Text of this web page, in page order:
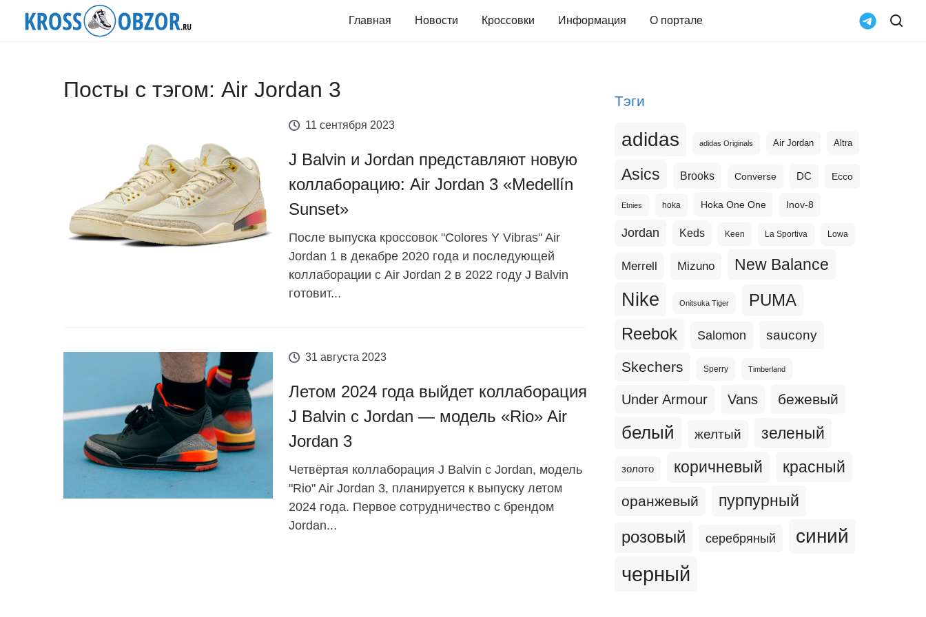
Главная Новости Кроссовки Информация О портале
Посты с тэгом: Air Jordan 3
11 сентября 2023
J Balvin и Jordan представляют новую
коллаборацию: Air Jordan 3 «Medellín
Sunset»
После выпуска кроссовок "Colores Y Vibras" Air
Jordan 1 в декабре 2020 года и последующей
коллаборации с Air Jordan 2 в 2022 году J Balvin
готовит...
31 августа 2023
Летом 2024 года выйдет коллаборация
J Balvin с Jordan — модель «Rio» Air
Jordan 3
Четвёртая коллаборация J Balvin с Jordan, модель
"Rio" Air Jordan 3, планируется к выпуску летом
2024 года. Первое сотрудничество с брендом
Jordan...
Тэги
adidas adidas Originals Air Jordan Altra
Asics Brooks Converse DC Ecco
Etnies hoka Hoka One One Inov-8
Jordan Keds Keen La Sportiva Lowa
Merrell Mizuno New Balance
Nike Onitsuka Tiger PUMA
Reebok Salomon saucony
Skechers Sperry Timberland
Under Armour Vans бежевый
белый желтый зеленый
золото коричневый красный
оранжевый пурпурный
розовый серебряный синий
черный